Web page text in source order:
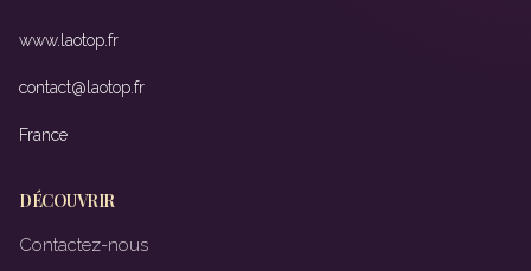
www.laotop.fr
contact@laotop.fr
France
DÉCOUVRIR
Contactez-nous